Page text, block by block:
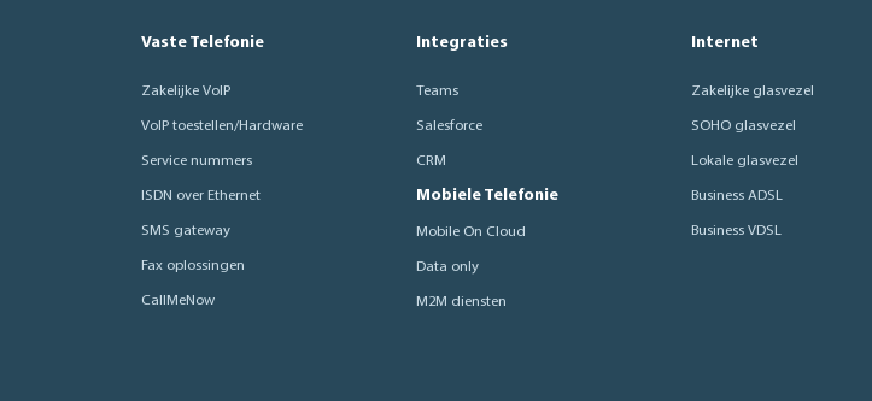
Vaste Telefonie
Zakelijke VoIP
VoIP toestellen/Hardware
Service nummers
ISDN over Ethernet
SMS gateway
Fax oplossingen
CallMeNow
Integraties
Teams
Salesforce
CRM
Mobiele Telefonie
Mobile On Cloud
Data only
M2M diensten
Internet
Zakelijke glasvezel
SOHO glasvezel
Lokale glasvezel
Business ADSL
Business VDSL